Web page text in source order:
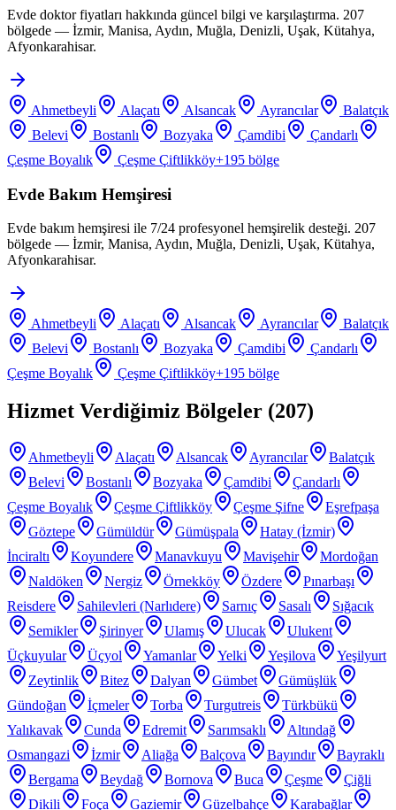
Evde doktor fiyatları hakkında güncel bilgi ve karşılaştırma. 207
bölgede — İzmir, Manisa, Aydın, Muğla, Denizli, Uşak, Kütahya,
Afyonkarahisar.
Ahmetbeyli Alaçatı Alsancak Ayrancılar
Balatçık
Belevi
Bostanlı Bozyaka Çamdibi
Çandarlı
Çeşme Boyalık
Çeşme Çiftlikköy+195 bölge
Evde Bakım Hemşiresi
Evde bakım hemşiresi ile 7/24 profesyonel hemşirelik desteği. 207
bölgede — İzmir, Manisa, Aydın, Muğla, Denizli, Uşak, Kütahya,
Afyonkarahisar.
Ahmetbeyli Alaçatı Alsancak Ayrancılar
Balatçık
Belevi
Bostanlı Bozyaka Çamdibi
Çandarlı
Çeşme Boyalık
Çeşme Çiftlikköy+195 bölge
Hizmet Verdiğimiz Bölgeler (207)
Ahmetbeyli Alaçatı Alsancak Ayrancılar
Balatçık
Belevi
Bostanlı Bozyaka Çamdibi
Çandarlı
Çeşme Boyalık
Çeşme Çiftlikköy Çeşme Şifne
Eşrefpaşa
Göztepe
Gümüldür Gümüşpala
Hatay (İzmir)
İnciraltı
Koyundere Manavkuyu Mavişehir
Mordoğan
Naldöken
Nergiz Örnekköy Özdere
Pınarbaşı
Reisdere
Sahilevleri (Narlıdere) Sarnıç Sasalı
Sığacık
Semikler
Şirinyer Ulamış Ulucak
Ulukent
Üçkuyular
Üçyol Yamanlar Yelki Yeşilova
Yeşilyurt
Zeytinlik
Bitez Dalyan Gümbet
Gümüşlük
Gündoğan
İçmeler Torba Turgutreis
Türkbükü
Yalıkavak
Cunda Edremit Sarımsaklı
Altındağ
Osmangazi
İzmir Aliağa Balçova Bayındır
Bayraklı
Bergama
Beydağ Bornova Buca Çeşme
Çiğli
Dikili
Foça Gaziemir Güzelbahçe
Karabağlar